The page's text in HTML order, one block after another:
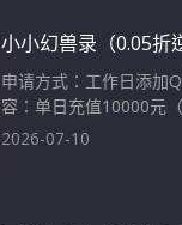
小小幻兽录（0.05折
申请方式：工作日添加
容：单日充值10000元
2026-07-10